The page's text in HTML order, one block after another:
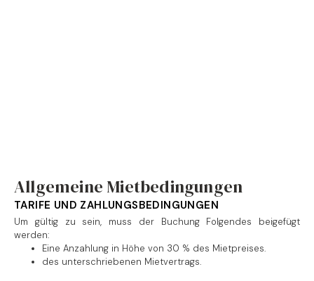
Allgemeine Mietbedingungen
TARIFE UND ZAHLUNGSBEDINGUNGEN
Um gültig zu sein, muss der Buchung Folgendes beigefügt
werden:
Eine Anzahlung in Höhe von 30 % des Mietpreises.
des unterschriebenen Mietvertrags.